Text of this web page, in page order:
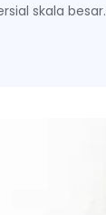
skala besar.